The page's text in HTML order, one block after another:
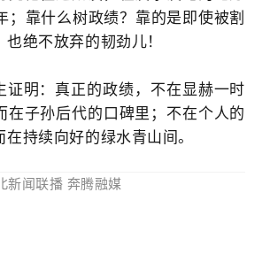
；靠什么树政绩？靠的是即使被割
绝不放弃的韧劲儿！
证明：真正的政绩，不在显赫一时
在子孙后代的口碑里；不在个人的
持续向好的绿水青山间。
新闻联播 奔腾融媒